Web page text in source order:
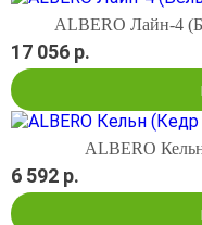
ALBERO Лайн-4
17 056 р.
ALBERO
6 592 р.